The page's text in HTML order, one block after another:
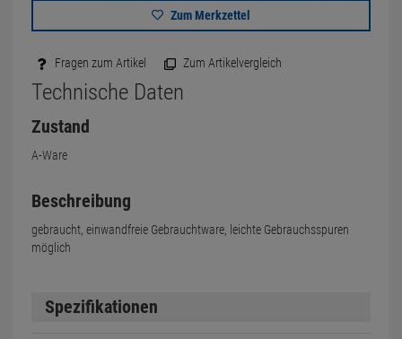
Zum Merkzettel
Fragen zum Artikel Zum Artikelvergleich
Technische Daten
Zustand
A-Ware
Beschreibung
gebraucht, einwandfreie Gebrauchtware, leichte Gebrauchsspuren
möglich
Spezifikationen